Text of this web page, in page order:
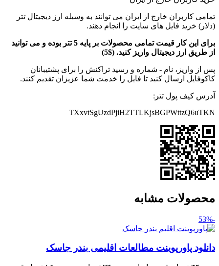
تمامی کاربران خارج از ایران می توانند به وسیله ارز دیجیتال تتر
(دلار) خرید فایل های سایت را انجام دهند.
برای این کار قیمت تمامی محصولات بر پایه 5 تتر بوده و می توانید
از طریق ارز دیجیتال واریز کنید. ($5)
پس از واریز، نام - شماره و رسید تراکنش را برای پشتیبانان
کاکوفایل ارسال کنید تا فایل را خدمت شما عزیزان تقدیم کنند.
آدرس کیف پول تتر:
TXxvtSgUzdPjiH2TTLKjsBGPWttzQ6uTKN
محصولات مشابه
-53%
دانلود پاورپوینت مطالعات اقلیمی بندر جاسک